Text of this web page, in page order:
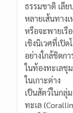
ธรรมชาติ เลีย
หลายเส้นทาง
หรือจะพายเรื
เชิงนิเวศที่เปิ
อย่างใกล้ชิดก
ในท้องทะเลชุ
ในเกาะต่าง
เป็นสัตว์ในกลุ่
ทะเล